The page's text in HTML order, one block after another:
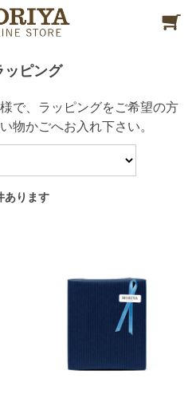
ッピング
で、ラッピングをご希望の方
物かごへお入れ下さい。
あります